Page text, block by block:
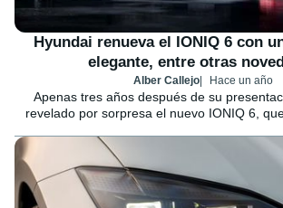
Hyundai renueva el IONIQ 6 con
elegante, entre otras
Alber Callejo Hace un año
Apenas tres años después de su
revelado por sorpresa el nuevo IONIQ 6,